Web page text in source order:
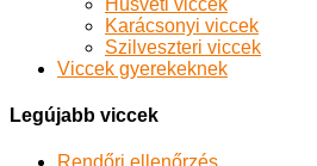
Karácsonyi viccek
Szilveszteri viccek
Viccek gyerekeknek
Legújabb viccek